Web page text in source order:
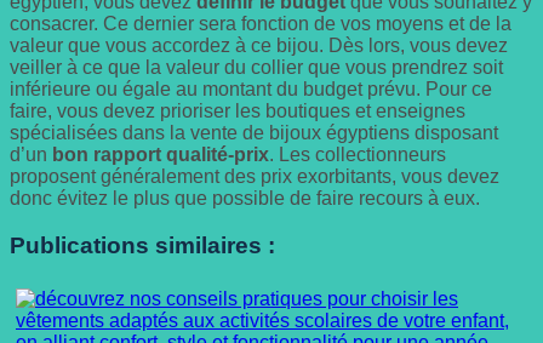
consacrer. Ce dernier sera fonction de vos moyens et de la
valeur que vous accordez à ce bijou. Dès lors, vous devez
veiller à ce que la valeur du collier que vous prendrez soit
inférieure ou égale au montant du budget prévu. Pour ce
faire, vous devez prioriser les boutiques et enseignes
spécialisées dans la vente de bijoux égyptiens disposant
d’un bon rapport qualité-prix. Les collectionneurs
proposent généralement des prix exorbitants, vous devez
donc évitez le plus que possible de faire recours à eux.
Publications similaires :